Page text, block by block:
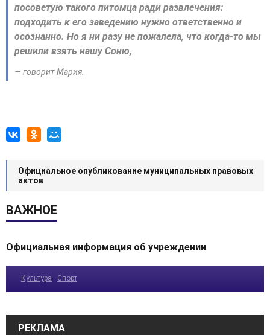
посоветую такого питомца ради развлечения:
подходить к его заведению нужно ответственно и
осознанно. Но я ни разу не пожалела, что когда-то мы
решили взять нашу Соню,
— говорит Мария.
Официальное опубликование муниципальных правовых
актов
ВАЖНОЕ
Официальная информация об учреждении
Культура Спорт
РЕКЛАМА